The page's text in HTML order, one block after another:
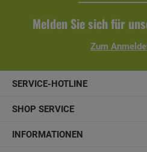
Melden Sie sich für
Zum
SERVICE-HOTLINE
SHOP SERVICE
INFORMATIONEN